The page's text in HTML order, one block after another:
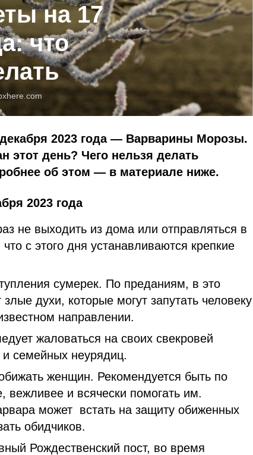
на 17
что
2023 года — Варварины Морозы.
этот день? Чего нельзя делать
об этом — в материале ниже.
2023 года
не выходить из дома или отправляться в
с этого дня устанавливаются крепкие
сумерек. По преданиям, в это
духи, которые могут запутать человеку
направлении.
жаловаться на своих свекровей
семейных неурядиц.
женщин. Рекомендуется быть по
и всячески помогать им.
может встать на защиту обиженных
обидчиков.
Рождественский пост, во время